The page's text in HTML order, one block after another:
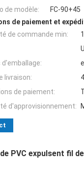
de modèle:
FC-90+45
de paiement et
de commande min:
d'emballage:
livraison:
de paiement:
d'approvisionnement:
PVC expulsent fil